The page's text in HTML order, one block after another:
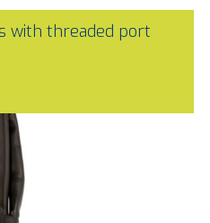
with threaded port